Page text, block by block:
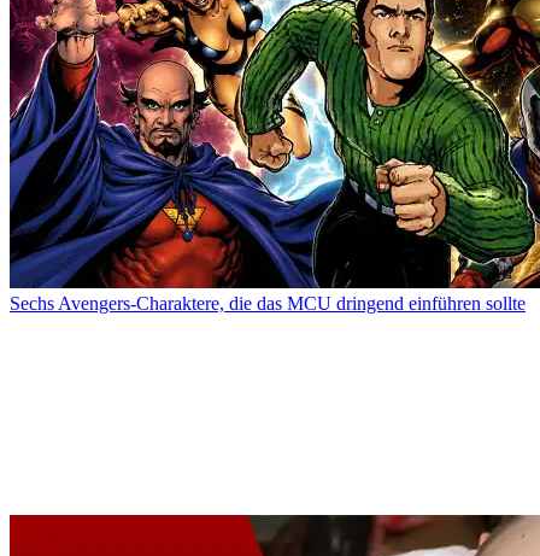
Sechs Avengers-Charaktere, die das MCU dringend einführen sollte